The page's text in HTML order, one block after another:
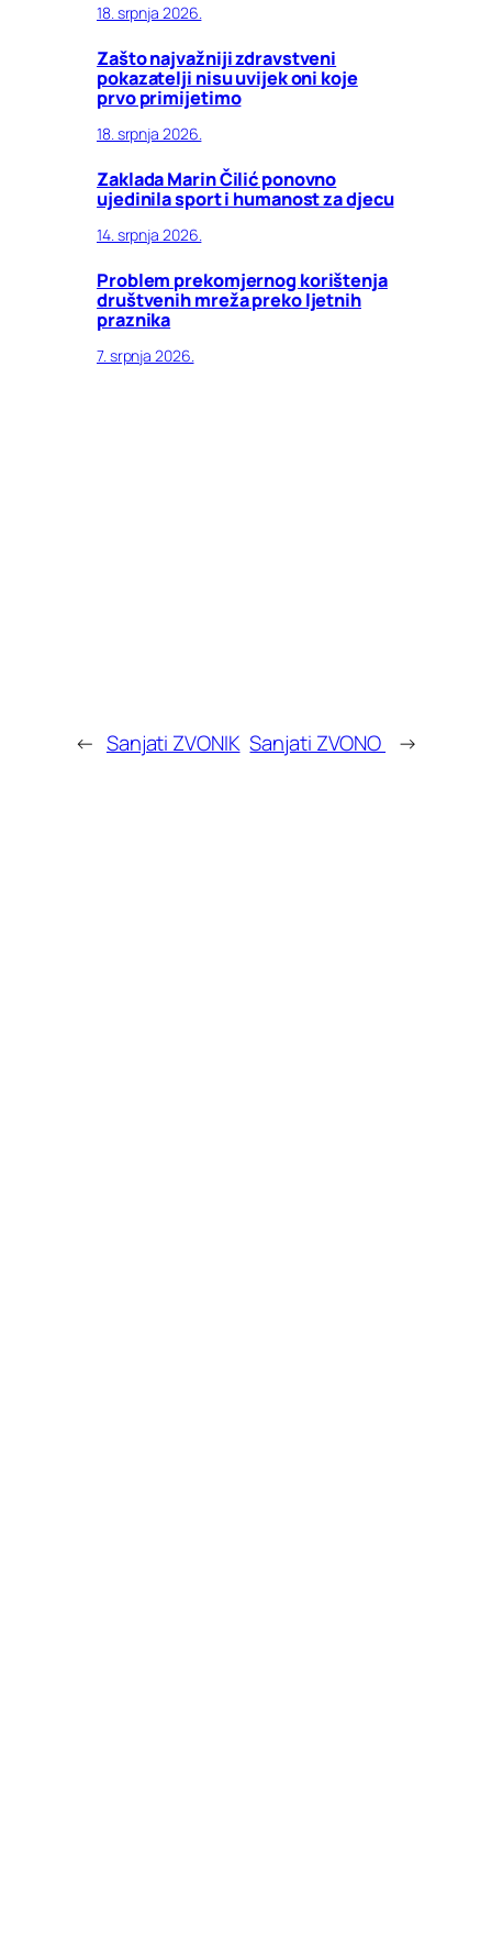
18. srpnja 2026.
Zašto najvažniji zdravstveni
pokazatelji nisu uvijek oni koje
prvo primijetimo
18. srpnja 2026.
Zaklada Marin Čilić ponovno
ujedinila sport i humanost za djecu
14. srpnja 2026.
Problem prekomjernog korištenja
društvenih mreža preko ljetnih
praznika
7. srpnja 2026.
← Sanjati ZVONIK Sanjati ZVONO →